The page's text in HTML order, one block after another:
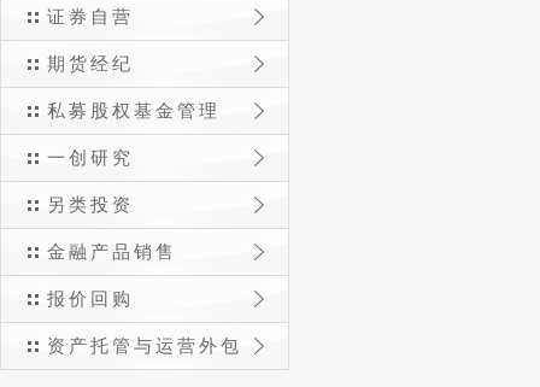
证券自营
期货经纪
私募股权基金管理
一创研究
另类投资
金融产品销售
报价回购
资产托管与运营外包